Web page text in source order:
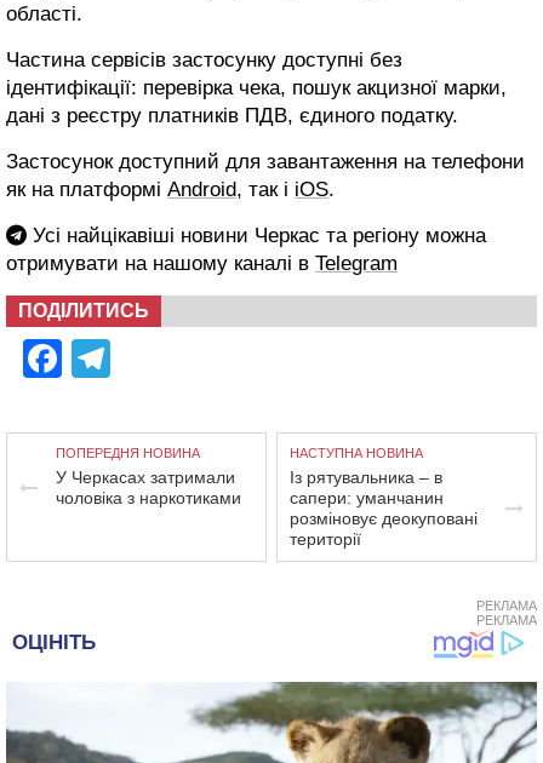
області.
Частина сервісів застосунку доступні без
ідентифікації: перевірка чека, пошук акцизної марки,
дані з реєстру платників ПДВ, єдиного податку.
Застосунок доступний для завантаження на телефони
як на платформі Android, так і iOS.
Усі найцікавіші новини Черкас та регіону можна
отримувати на нашому каналі в Telegram
ПОДІЛИТИСЬ
Facebook
ПОПЕРЕДНЯ НОВИНА
У Черкасах затримали
чоловіка з наркотиками
НАСТУПНА НОВИНА
Із рятувальника – в
сапери: уманчанин
розміновує деокуповані
території
РЕКЛАМА
РЕКЛАМА